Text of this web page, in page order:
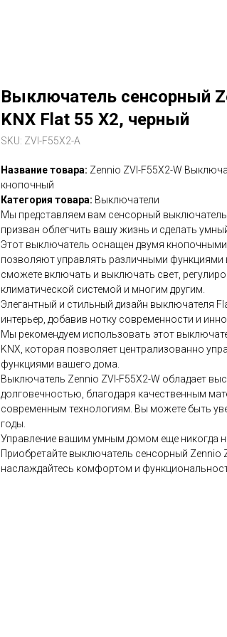
Выключатель сенсорный
KNX Flat 55 X2, черный
SKU: ZVI-F55X2-A
Название товара: Zennio ZVI-F55X2-W
кнопочный
Категория товара: Выключатели
Мы представляем вам сенсорный выключатель
призван облегчить вашу жизнь и сделать
Этот выключатель оснащен двумя
позволяют управлять различными
сможете включать и выключать свет,
климатической системой и многим другим.
Элегантный и стильный дизайн выключателя
интерьер, добавив нотку современности и
Мы рекомендуем использовать этот
KNX, которая позволяет централизованно
функциями вашего дома.
Выключатель Zennio ZVI-F55X2-W обладает
долговечностью, благодаря качественным
современным технологиям. Вы можете быть
годы.
Управление вашим умным домом еще никогда
Приобретайте выключатель сенсорный Zennio
наслаждайтесь комфортом и